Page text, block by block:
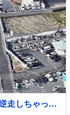
走しちゃった